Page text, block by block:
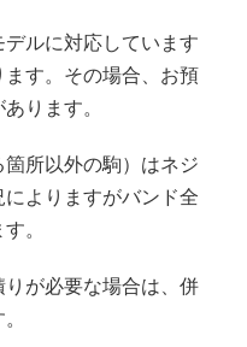
ルに対応しています
す。その場合、お預
ります。
所以外の駒）はネジ
よりますがバンド全
。
が必要な場合は、併